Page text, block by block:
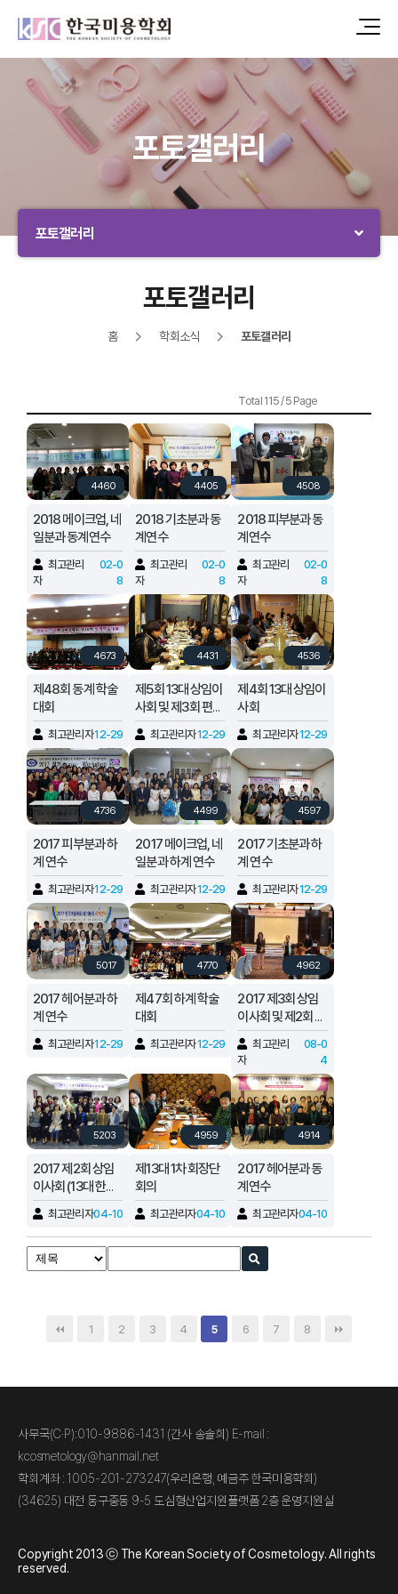
포토갤러리
포토갤러리
포토갤러리
홈 학회소식 포토갤러리
Total 115 / 5 Page
4460
2018 메이크업, 네
일분과 동계연수
최고관리
자
02-0
8
4405
2018 기초분과 동
계연수
최고관리
자
02-0
8
4508
2018 피부분과 동
계연수
최고관리
자
02-0
8
4673
제48회 동계 학술
대회
최고관리자12-29
4431
제5회 13대 상임이
사회 및 제3회 편집
회의최고관리자12-29
4536
제4회 13대 상임이
사회
최고관리자12-29
4736
2017 피부분과 하
계 연수
최고관리자12-29
4499
2017 메이크업, 네
일분과 하계 연수
최고관리자12-29
4597
2017 기초분과 하
계 연수
최고관리자12-29
5017
2017 헤어분과 하
계 연수
최고관리자12-29
4770
제47회 하계 학술
대회
최고관리자12-29
4962
2017 제3회 상임
이사회 및 제2회 편
집회의최고관리
자
08-0
4
5203
2017 제2회 상임
이사회 (13대 한국
미용학회)
최고관리자04-10
4959
제13대 1차 회장단
회의
최고관리자04-10
4914
2017 헤어분과 동
계연수
최고관리자04-10
1 2 3 4 5 6 7 8
사무국(C·P):010-9886-1431 (간사 송솔희) E-mail :
kcosmetology@hanmail.net
학회계좌 : 1005-201-273247(우리은행, 예금주 한국미용학회)
(34625) 대전 동구중동 9-5 도심형산업지원플랫폼 2층 운영지원실
Copyright 2013 ⓒ The Korean Society of Cosmetology. All rights
reserved.